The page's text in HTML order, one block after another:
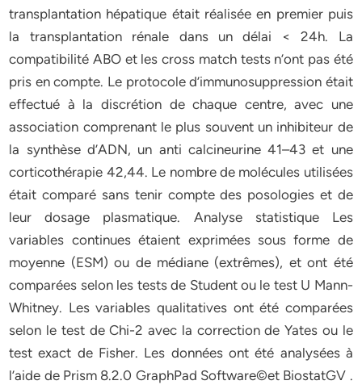
transplantation hépatique était réalisée en premier puis
la transplantation rénale dans un délai < 24h. La
compatibilité ABO et les cross match tests n’ont pas été
pris en compte. Le protocole d’immunosuppression était
effectué à la discrétion de chaque centre, avec une
association comprenant le plus souvent un inhibiteur de
la synthèse d’ADN, un anti calcineurine 41–43 et une
corticothérapie 42,44. Le nombre de molécules utilisées
était comparé sans tenir compte des posologies et de
leur dosage plasmatique. Analyse statistique Les
variables continues étaient exprimées sous forme de
moyenne (ESM) ou de médiane (extrêmes), et ont été
comparées selon les tests de Student ou le test U Mann-
Whitney. Les variables qualitatives ont été comparées
selon le test de Chi-2 avec la correction de Yates ou le
test exact de Fisher. Les données ont été analysées à
l’aide de Prism 8.2.0 GraphPad Software©et BiostatGV .